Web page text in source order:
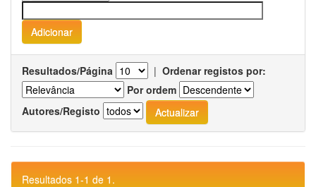
Resultados/Página | Ordenar registos por:
Por ordem
Autores/Registo
Resultados 1-1 de 1.